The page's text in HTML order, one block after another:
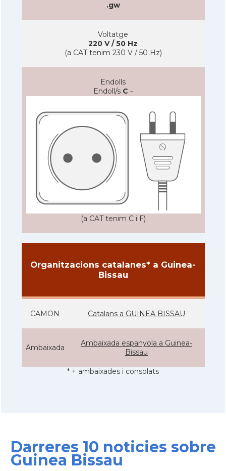
.gw
Voltatge
220 V / 50 Hz
(a CAT tenim 230 V / 50 Hz)
Endolls
Endoll/s C -
(a CAT tenim C i F)
Organitzacions catalanes* a Guinea-
Bissau
CAMON Catalans a GUINEA BISSAU
Ambaixada
Ambaixada espanyola a Guinea-
Bissau
* + ambaixades i consolats
Darreres 10 noticies sobre
Guinea Bissau